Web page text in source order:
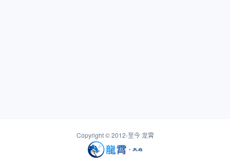
Copyright © 2012-至今龙霄